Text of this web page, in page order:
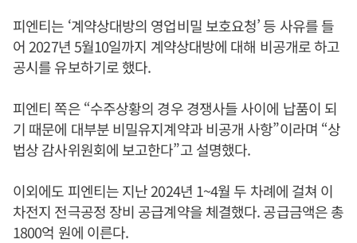
피엔티는 ‘계약상대방의 영업비밀 보호요청’ 등 사유를 들
어 2027년 5월10일까지 계약상대방에 대해 비공개로 하고
공시를 유보하기로 했다.
피엔티 쪽은 “수주상황의 경우 경쟁사들 사이에 납품이 되
기 때문에 대부분 비밀유지계약과 비공개 사항”이라며 “상
법상 감사위원회에 보고한다”고 설명했다.
이외에도 피엔티는 지난 2024년 1~4월 두 차례에 걸쳐 이
차전지 전극공정 장비 공급계약을 체결했다. 공급금액은 총
1800억 원에 이른다.